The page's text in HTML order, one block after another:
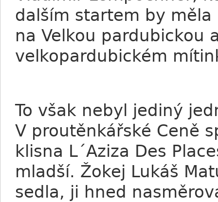
dalším startem by
na Velkou pardubickou
velkopardubickém
To však nebyl jediný
V proutěnkářské Ceně
klisna L´Aziza Des
mladší. Žokej Lukáš
sedla, ji hned